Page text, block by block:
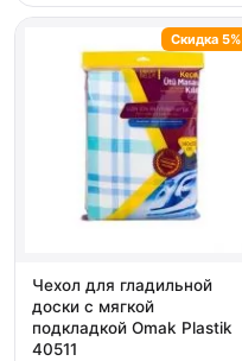
Чехол для гладильной
доски с мягкой
подкладкой Omak Plastik
40511
Скидка 5%